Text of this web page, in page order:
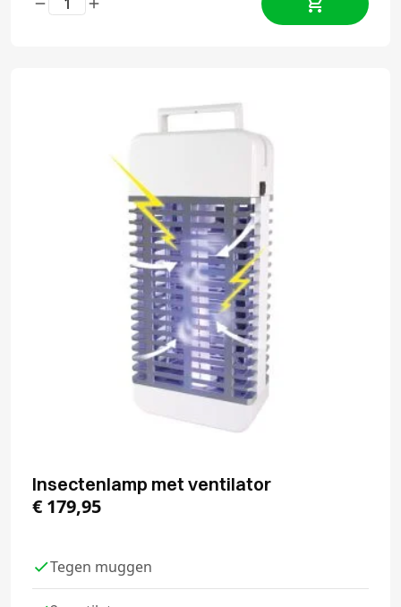
Insectenlamp met ventilator
€ 179,95
Tegen muggen